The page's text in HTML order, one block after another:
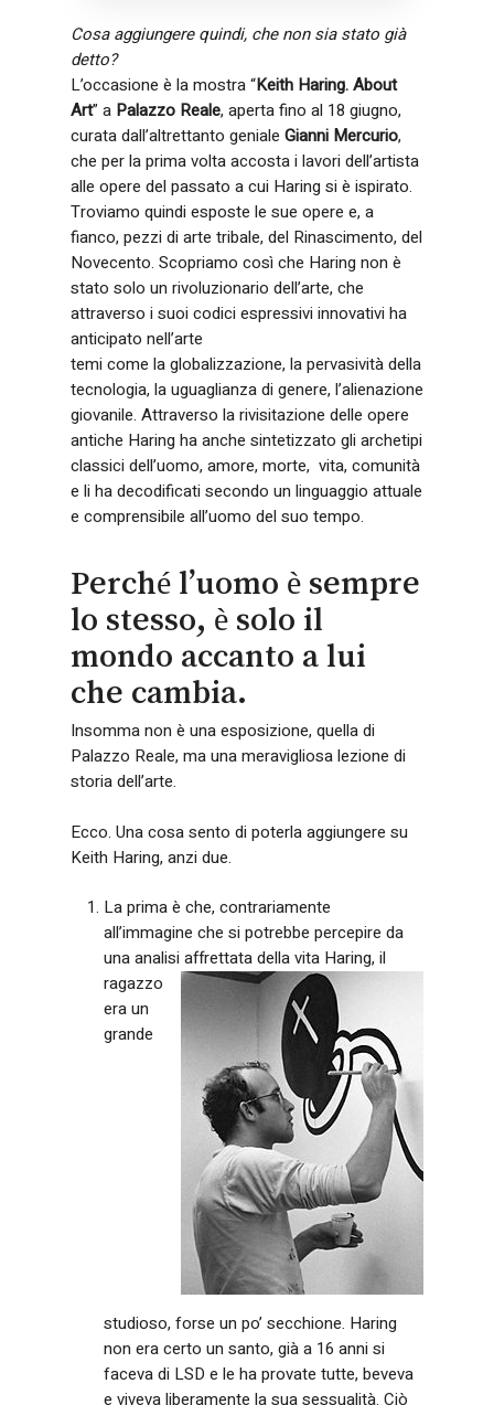
Cosa aggiungere quindi, che non sia stato già
detto?
L’occasione è la mostra “Keith Haring. About
Art” a Palazzo Reale, aperta fino al 18 giugno,
curata dall’altrettanto geniale Gianni Mercurio,
che per la prima volta accosta i lavori dell’artista
alle opere del passato a cui Haring si è ispirato.
Troviamo quindi esposte le sue opere e, a
fianco, pezzi di arte tribale, del Rinascimento, del
Novecento. Scopriamo così che Haring non è
stato solo un rivoluzionario dell’arte, che
attraverso i suoi codici espressivi innovativi ha
anticipato nell’arte
temi come la globalizzazione, la pervasività della
tecnologia, la uguaglianza di genere, l’alienazione
giovanile. Attraverso la rivisitazione delle opere
antiche Haring ha anche sintetizzato gli archetipi
classici dell’uomo, amore, morte, vita, comunità
e li ha decodificati secondo un linguaggio attuale
e comprensibile all’uomo del suo tempo.
Perché l’uomo è sempre
lo stesso, è solo il
mondo accanto a lui
che cambia.
Insomma non è una esposizione, quella di
Palazzo Reale, ma una meravigliosa lezione di
storia dell’arte.
Ecco. Una cosa sento di poterla aggiungere su
Keith Haring, anzi due.
La prima è che, contrariamente
all’immagine che si potrebbe percepire da
una analisi affrettata della vita Haring, il
ragazzo
era un
grande
studioso, forse un po’ secchione. Haring
non era certo un santo, già a 16 anni si
faceva di LSD e le ha provate tutte, beveva
e viveva liberamente la sua sessualità. Ciò